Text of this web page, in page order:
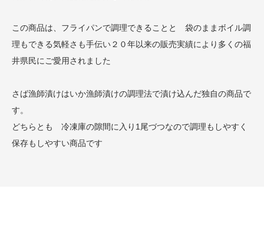
この商品は、フライパンで調理できることと 袋のままボイル調
理もできる気軽さも手伝い２０年以来の販売実績により多くの福
井県民にご愛用されました
さば漁師漬けはいか漁師漬けの調理法で漬け込んだ独自の商品で
す。
どちらとも 冷凍庫の隙間に入り1尾づつなので調理もしやすく
保存もしやすい商品です